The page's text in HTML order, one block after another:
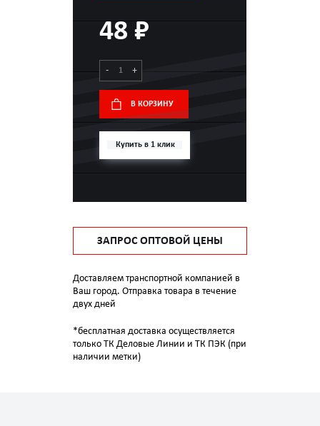
48 ₽
- +
В КОРЗИНУ
Купить в 1 клик
ЗАПРОС ОПТОВОЙ ЦЕНЫ
Доставляем транспортной компанией в
Ваш город. Отправка товара в течение
двух дней
*бесплатная доставка осуществляется
только ТК Деловые Линии и ТК ПЭК (при
наличии метки)